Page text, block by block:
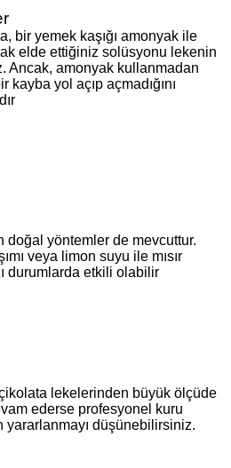
bir yemek kaşığı amonyak ile
elde ettiğiniz solüsyonu lekenin
Ancak, amonyak kullanmadan
yol açıp açmadığını
doğal yöntemler de mevcuttur.
veya limon suyu ile mısır
durumlarda etkili olabilir​
lekelerinden büyük ölçüde
ederse profesyonel kuru
düşünebilirsiniz.